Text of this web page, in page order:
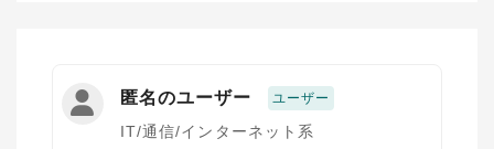
匿名のユーザー ユーザー
IT/通信/インターネット系